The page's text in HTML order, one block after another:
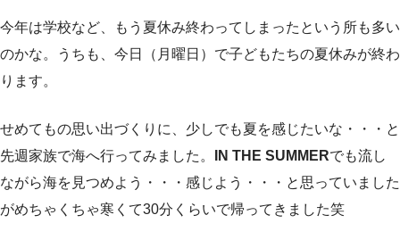
今年は学校など、もう夏休み終わってしまったという所も多い
のかな。うちも、今日（月曜日）で子どもたちの夏休みが終わ
ります。
せめてもの思い出づくりに、少しでも夏を感じたいな・・・と
先週家族で海へ行ってみました。
IN THE SUMMERでも流し
ながら海を見つめよう・・・感じよう・・・と思っていました
がめちゃくちゃ寒くて30分くらいで帰ってきました笑